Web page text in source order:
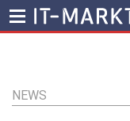
Inhalt
NEWS